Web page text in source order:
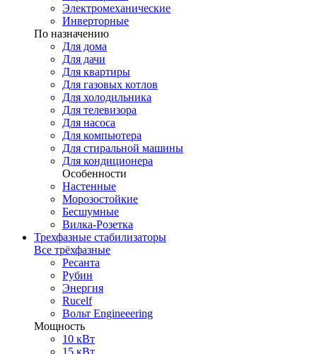
Электромеханические
Инверторные
По назначению
Для дома
Для дачи
Для квартиры
Для газовых котлов
Для холодильника
Для телевизора
Для насоса
Для компьютера
Для стиральной машины
Для кондиционера
Особенности
Настенные
Морозостойкие
Бесшумные
Вилка-Розетка
Трехфазные стабилизаторы
Все трёхфазные
Ресанта
Рубин
Энергия
Rucelf
Вольт Engineeering
Мощность
10 кВт
15 кВт